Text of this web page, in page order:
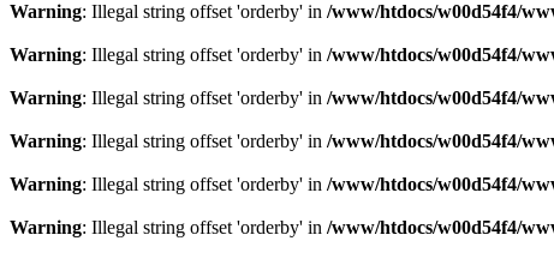
Warning: Illegal string offset 'orderby' in /www/htdocs/w00d54f4/
Warning: Illegal string offset 'orderby' in /www/htdocs/w00d54f4/
Warning: Illegal string offset 'orderby' in /www/htdocs/w00d54f4/
Warning: Illegal string offset 'orderby' in /www/htdocs/w00d54f4/
Warning: Illegal string offset 'orderby' in /www/htdocs/w00d54f4/
Warning: Illegal string offset 'orderby' in /www/htdocs/w00d54f4/